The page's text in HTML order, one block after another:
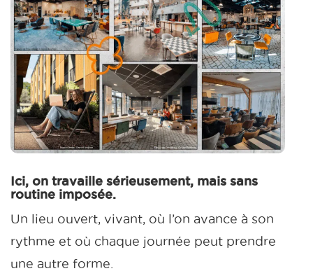
Ici, on travaille sérieusement, mais sans
routine imposée.
Un lieu ouvert, vivant, où l’on avance à son
rythme et où chaque journée peut prendre
une autre forme.